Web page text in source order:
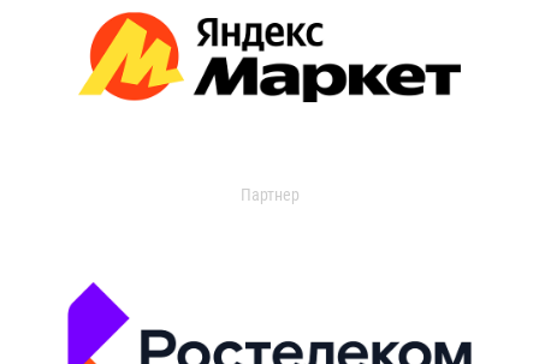
Партнер